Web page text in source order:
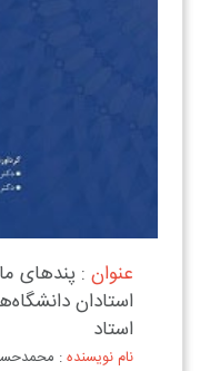
عنوان : پندهای
استادان
استاد
نام نویسنده: